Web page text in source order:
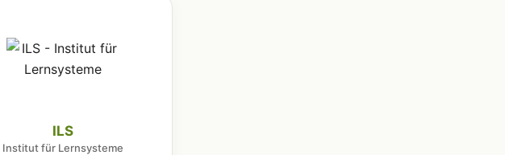
ILS
Institut für Lernsysteme